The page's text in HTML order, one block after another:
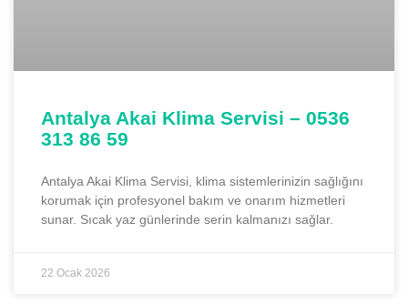
Antalya Akai Klima Servisi – 0536
313 86 59
Antalya Akai Klima Servisi, klima sistemlerinizin sağlığını
korumak için profesyonel bakım ve onarım hizmetleri
sunar. Sıcak yaz günlerinde serin kalmanızı sağlar.
22 Ocak 2026